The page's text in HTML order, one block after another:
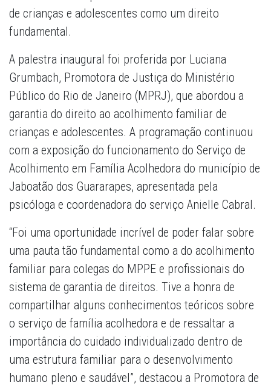
de crianças e adolescentes como um direito
fundamental.
A palestra inaugural foi proferida por Luciana
Grumbach, Promotora de Justiça do Ministério
Público do Rio de Janeiro (MPRJ), que abordou a
garantia do direito ao acolhimento familiar de
crianças e adolescentes. A programação continuou
com a exposição do funcionamento do Serviço de
Acolhimento em Família Acolhedora do município de
Jaboatão dos Guararapes, apresentada pela
psicóloga e coordenadora do serviço Anielle Cabral.
“Foi uma oportunidade incrível de poder falar sobre
uma pauta tão fundamental como a do acolhimento
familiar para colegas do MPPE e profissionais do
sistema de garantia de direitos. Tive a honra de
compartilhar alguns conhecimentos teóricos sobre
o serviço de família acolhedora e de ressaltar a
importância do cuidado individualizado dentro de
uma estrutura familiar para o desenvolvimento
humano pleno e saudável”, destacou a Promotora de